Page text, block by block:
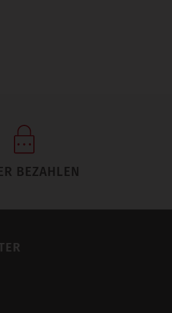
BEZAHLEN